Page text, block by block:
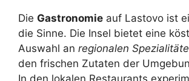
Die Gastronomie auf Lastovo ist
die Sinne. Die Insel bietet eine
Auswahl an regionalen
den frischen Zutaten der